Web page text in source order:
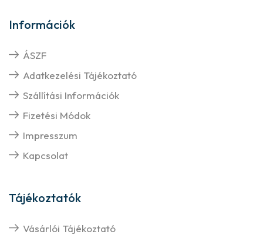
Információk
ÁSZF
Adatkezelési Tájékoztató
Szállítási Információk
Fizetési Módok
Impresszum
Kapcsolat
Tájékoztatók
Vásárlói Tájékoztató